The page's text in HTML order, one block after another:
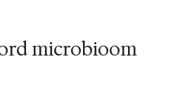
microbioom